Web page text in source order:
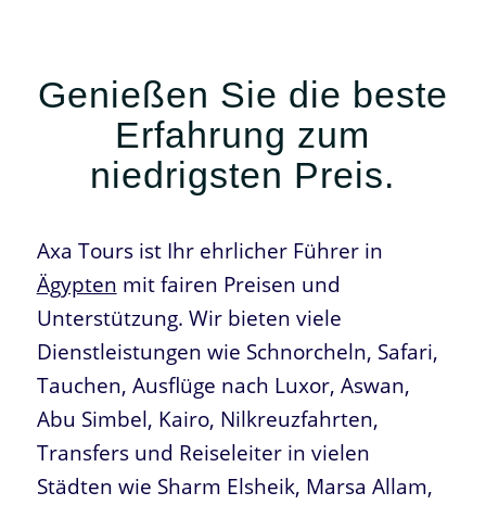
Genießen Sie die beste
Erfahrung zum
niedrigsten Preis.
Axa Tours ist Ihr ehrlicher Führer in
Ägypten mit fairen Preisen und
Unterstützung. Wir bieten viele
Dienstleistungen wie Schnorcheln, Safari,
Tauchen, Ausflüge nach Luxor, Aswan,
Abu Simbel, Kairo, Nilkreuzfahrten,
Transfers und Reiseleiter in vielen
Städten wie Sharm Elsheik, Marsa Allam,